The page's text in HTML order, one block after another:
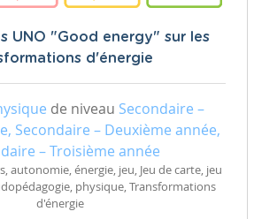
UNO "Good energy" sur les
d'énergie
de niveau Secondaire –
Secondaire – Deuxième année,
– Troisième année
autonomie, énergie, jeu, Jeu de carte, jeu
physique, Transformations
d'énergie